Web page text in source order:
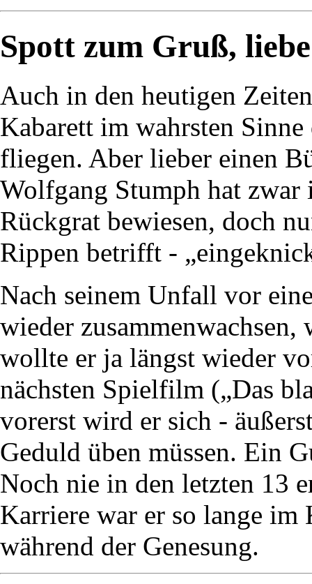
Spott zum Gruß,
Auch in den heutigen
Kabarett im wahrsten Sinne
fliegen. Aber lieber einen
Wolfgang Stumph hat zwar
Rückgrat bewiesen, doch
Rippen betrifft -
Nach seinem Unfall vor
wieder
wollte er ja längst wieder
nächsten Spielfilm („Das
vorerst wird er sich -
Geduld üben müssen. Ein
Noch nie in den letzten 13
Karriere war er so lange
während der Genesung.